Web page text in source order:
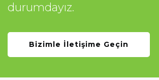
durumdayız.
Bizimle İletişime Geçin